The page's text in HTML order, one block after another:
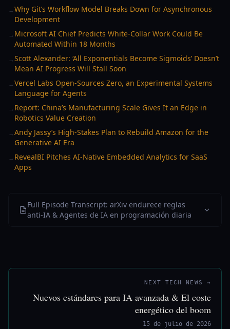
→Why Git’s Workflow Model Breaks Down for Asynchronous
Development
→ Microsoft AI Chief Predicts White-Collar Work Could Be
Automated Within 18 Months
→Scott Alexander: ‘All Exponentials Become Sigmoids’ Doesn’t
Mean AI Progress Will Stall Soon
→Vercel Labs Open-Sources Zero, an Experimental Systems
Language for Agents
→ Report: China’s Manufacturing Scale Gives It an Edge in
Robotics Value Creation
→Andy Jassy’s High-Stakes Plan to Rebuild Amazon for the
Generative AI Era
→ RevealBI Pitches AI-Native Embedded Analytics for SaaS
Apps
Full Episode Transcript: arXiv endurece reglas
anti-IA & Agentes de IA en programación diaria
NEXT TECH NEWS →
Nuevos estándares para IA avanzada & El coste
energético del boom
15 de julio de 2026